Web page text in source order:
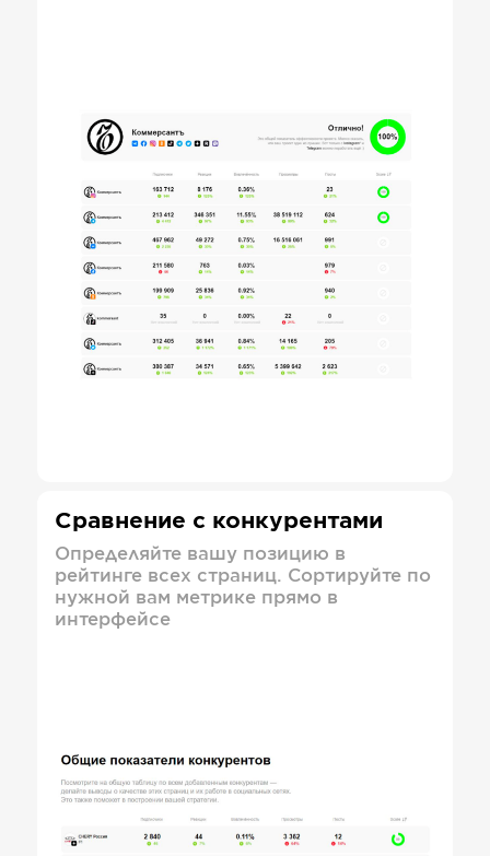
Сравнение с конкурентами
Определяйте вашу позицию в
рейтинге всех страниц. Сортируйте по
нужной вам метрике прямо в
интерфейсе